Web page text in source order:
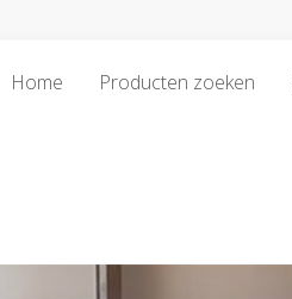
Home Producten zoeken